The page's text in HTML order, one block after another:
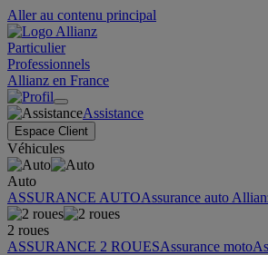
Aller au contenu principal
Particulier
Professionnels
Allianz en France
Assistance
Espace Client
Véhicules
Auto
ASSURANCE AUTOAssurance auto
2 roues
ASSURANCE 2 ROUESAssurance moto